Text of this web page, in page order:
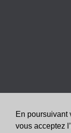
En poursuivant
vous acceptez